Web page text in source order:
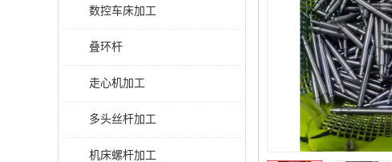
数控车床加工
叠环杆
走心机加工
多头丝杆加工
机床螺杆加工